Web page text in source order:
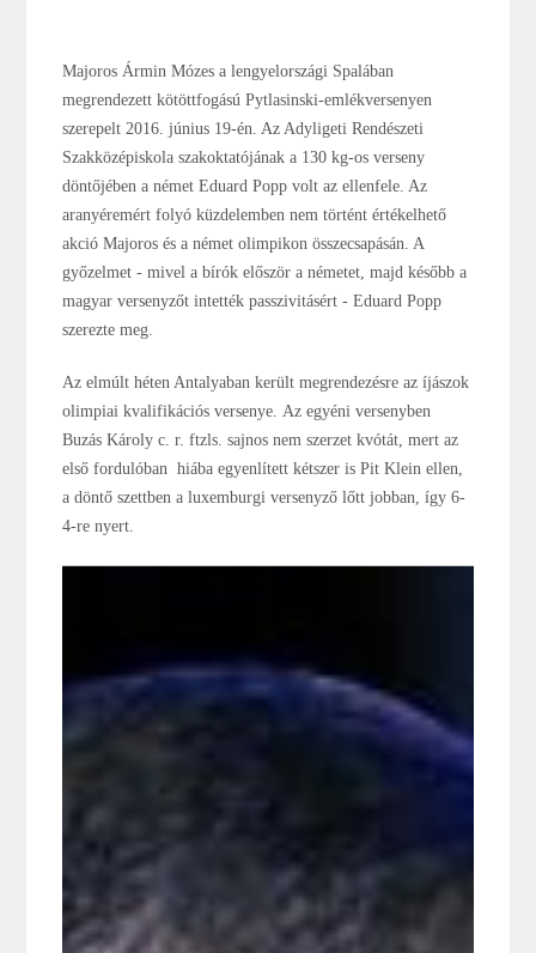
Majoros Ármin Mózes a lengyelországi Spalában
megrendezett kötöttfogású Pytlasinski-emlékversenyen
szerepelt 2016. június 19-én. Az Adyligeti Rendészeti
Szakközépiskola szakoktatójának a 130 kg-os verseny
döntőjében a német Eduard Popp volt az ellenfele. Az
aranyéremért folyó küzdelemben nem történt értékelhető
akció Majoros és a német olimpikon összecsapásán. A
győzelmet - mivel a bírók először a németet, majd később a
magyar versenyzőt intették passzivitásért - Eduard Popp
szerezte meg.
Az elmúlt héten Antalyaban került megrendezésre az íjászok
olimpiai kvalifikációs versenye. Az egyéni versenyben
Buzás Károly c. r. ftzls. sajnos nem szerzet kvótát, mert az
első fordulóban hiába egyenlített kétszer is Pit Klein ellen,
a döntő szettben a luxemburgi versenyző lőtt jobban, így 6-
4-re nyert.